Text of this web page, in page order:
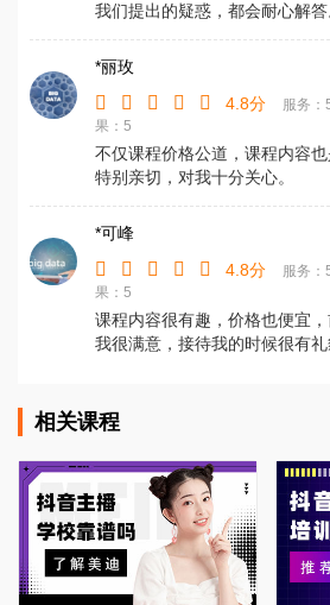
我们提出的疑惑，都会耐心解答
*丽玫
4.8分
服务：
果：5
不仅课程价格公道，课程内容
特别亲切，对我十分关心。
*可峰
4.8分
服务：
果：5
课程内容很有趣，价格也便宜
我很满意，接待我的时候很有礼
相关课程